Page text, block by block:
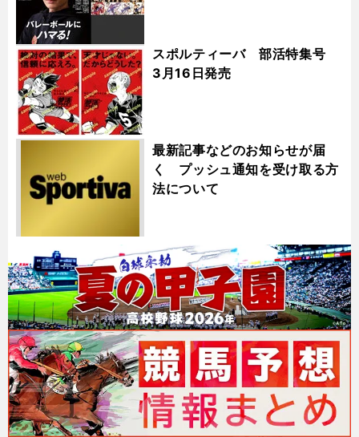
スポルティーバ 部活特集号
3月16日発売
最新記事などのお知らせが届
く プッシュ通知を受け取る方
法について